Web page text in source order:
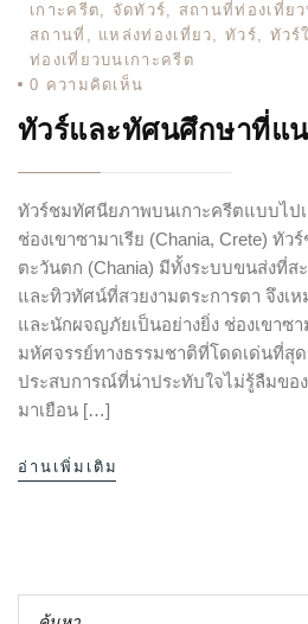
เกาะครีต, จัดทัวร์, สถานที่ท่องเที่ย
สถานที่ , แหล่งท่องเที่ยว,ทัวร์, ทัวร์
ท่องเที่ยวบนเกาะครีต
0 ความคิดเห็น
ทัวร์และทัศนศึกษาที่แ
ทัวร์ชมทัศนียภาพบนเกาะครีตแบบไป
ช่องเขาซามาเรีย (Chania, Crete) ทัว
ตะวันตก (Chania) มีทั้งระบบขนส่งที่ส
และทิวทัศน์ที่สวยงามตระการตา จึงเ
และนักผจญภัยเป็นอย่างยิ่ง ช่องเขาซา
มหัศจรรย์ทางธรรมชาติที่โดดเด่นที่สุ
ประสบการณ์ที่น่าประทับใจไม่รู้ลืมขอ
มาเยือน […]
อ่านเพิ่มเติม